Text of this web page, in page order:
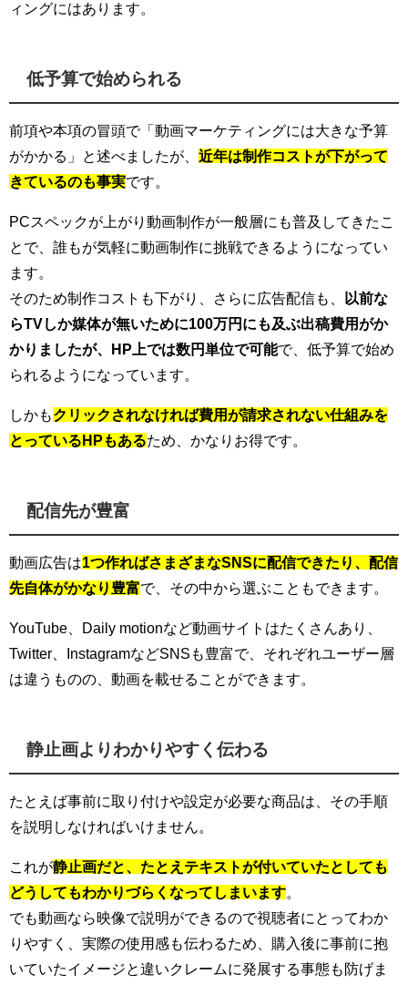
ィングにはあります。
低予算で始められる
前項や本項の冒頭で「動画マーケティングには大きな予算
がかかる」と述べましたが、 近年は制作コストが下がって
きているのも事実です。
PCスペックが上がり動画制作が一般層にも普及してきたこ
とで、誰もが気軽に動画制作に挑戦できるようになってい
ます。
そのため制作コストも下がり、さらに広告配信も、
以前な
らTVしか媒体が無いために100万円にも及ぶ出稿費用がか
かりましたが、HP上では数円単位で可能で、低予算で始め
られるようになっています。
しかもクリックされなければ費用が請求されない仕組みを
とっているHPもあるため、かなりお得です。
配信先が豊富
動画広告は1つ作ればさまざまなSNSに配信できたり、配信
先自体がかなり豊富で、その中から選ぶこともできます。
YouTube、Daily motionなど動画サイトはたくさんあり、
Twitter、InstagramなどSNSも豊富で、それぞれユーザー層
は違うものの、動画を載せることができます。
静止画よりわかりやすく伝わる
たとえば事前に取り付けや設定が必要な商品は、その手順
を説明しなければいけません。
これが静止画だと、たとえテキストが付いていたとしても
どうしてもわかりづらくなってしまいます
でも動画なら映像で説明ができるので視聴者にとってわか
りやすく、実際の使用感も伝わるため、購入後に事前に抱
いていたイメージと違いクレームに発展する事態も防げま